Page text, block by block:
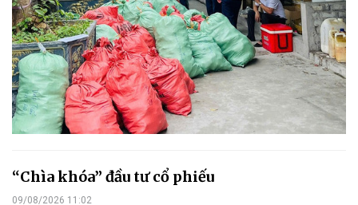
“Chìa khóa” đầu tư cổ phiếu
09/08/2026 11:02